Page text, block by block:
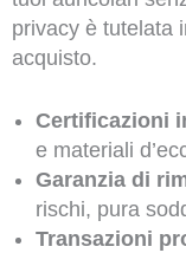
privacy è tutelata
acquisto.
Certificazioni
e materiali
Garanzia di
rischi, pura
Transazioni